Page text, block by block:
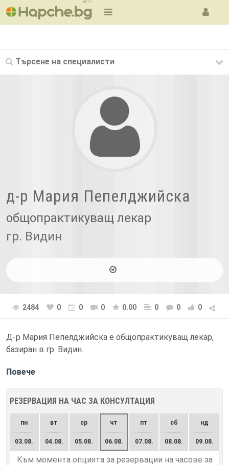
BETA
Търсене на специалисти
д-р Мария Пепелджийска
общопрактикуващ лекар
гр. Видин
2484 0 0 0 0.00 0 0 0
Д-р Мария Пепелджийска е общопрактикуващ лекар,
базиран в гр. Видин.
Повече
РЕЗЕРВАЦИЯ НА ЧАС ЗА КОНСУЛТАЦИЯ
пн
03.08.
вт
04.08.
ср
05.08.
чт
06.08.
пт
07.08.
сб
08.08.
нд
09.08.
Към момента опцията за резервации на часове за